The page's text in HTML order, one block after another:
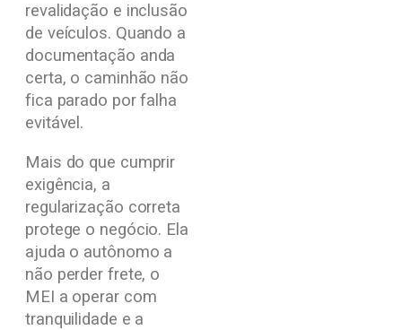
revalidação e inclusão
de veículos. Quando a
documentação anda
certa, o caminhão não
fica parado por falha
evitável.
Mais do que cumprir
exigência, a
regularização correta
protege o negócio. Ela
ajuda o autônomo a
não perder frete, o
MEI a operar com
tranquilidade e a